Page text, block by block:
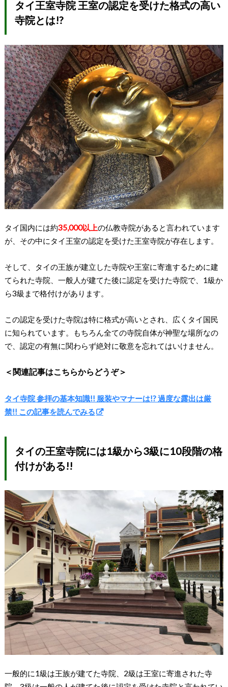
タイ王室寺院 王室の認定を受けた格式の高い
寺院とは!?
タイ国内には約35,000以上の仏教寺院があると言われています
が、その中にタイ王室の認定を受けた王室寺院が存在します。
そして、タイの王族が建立した寺院や王室に寄進するために建
てられた寺院、一般人が建てた後に認定を受けた寺院で、1級か
ら3級まで格付けがあります。
この認定を受けた寺院は特に格式が高いとされ、広くタイ国民
に知られています。もちろん全ての寺院自体が神聖な場所なの
で、認定の有無に関わらず絶対に敬意を忘れてはいけません。
＜関連記事はこちらからどうぞ＞
タイ寺院 参拝の基本知識!! 服装やマナーは!? 過度な露出は厳
禁!! この記事を読んでみる
タイの王室寺院には1級から3級に10段階の格
付けがある!!
一般的に1級は王族が建てた寺院、2級は王室に寄進された寺